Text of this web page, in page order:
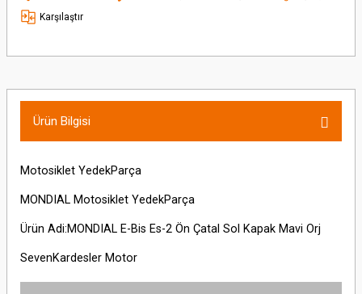
Karşılaştır
Ürün Bilgisi
Motosiklet YedekParça
MONDIAL Motosiklet YedekParça
Ürün Adi:MONDIAL E-Bis Es-2 Ön Çatal Sol Kapak Mavi Orj
SevenKardesler Motor